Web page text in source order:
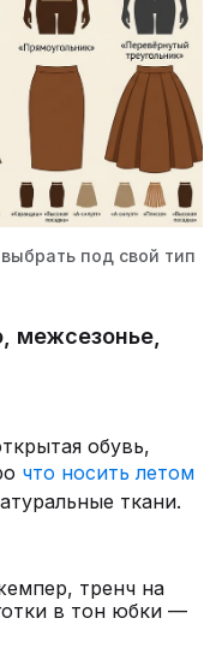
под свой тип
межсезонье,
обувь,
что носить летом
ткани.
тренч на
в тон юбки —